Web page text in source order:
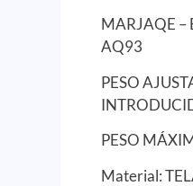
MARJAQE –
AQ93
PESO
PESO
Material: